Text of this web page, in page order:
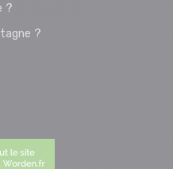
?
?